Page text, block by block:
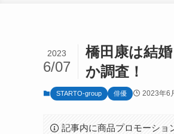
橋田康は結
か調査！
2023
6/07
STARTO-group 俳優 2023年6
記事内に商品プロモーショ